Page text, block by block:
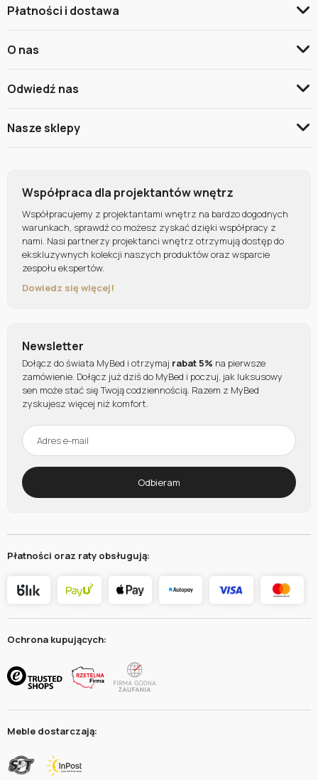
Płatności i dostawa
O nas
Odwiedź nas
Nasze sklepy
Współpraca dla projektantów wnętrz
Współpracujemy z projektantami wnętrz na bardzo dogodnych
warunkach, sprawdź co możesz zyskać dzięki współpracy z
nami. Nasi partnerzy projektanci wnętrz otrzymują dostęp do
ekskluzywnych kolekcji naszych produktów oraz wsparcie
zespołu ekspertów.
Dowiedz się więcej!
Newsletter
Dołącz do świata MyBed i otrzymaj rabat 5% na pierwsze
zamówienie. Dołącz już dziś do MyBed i poczuj, jak luksusowy
sen może stać się Twoją codziennością. Razem z MyBed
zyskujesz więcej niż komfort.
Odbieram
Płatności oraz raty obsługują:
Ochrona kupujących:
Meble dostarczają: